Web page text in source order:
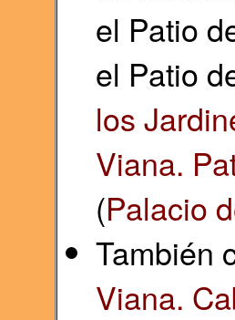
el Patio
el Patio
los
Viana.
(Palacio
También
Viana.